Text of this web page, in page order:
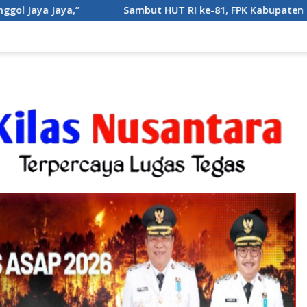
HUT RI ke-81, FPK Kabupaten Bogor Gelar Gerakan